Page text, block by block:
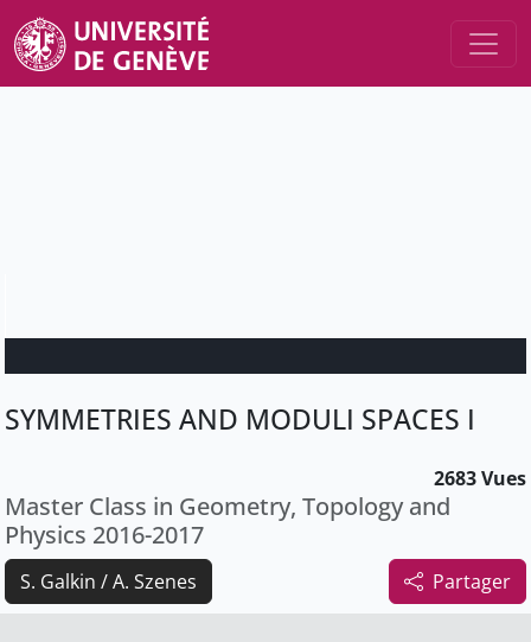
SYMMETRIES AND MODULI SPACES I
2683 Vues
Master Class in Geometry, Topology and
Physics 2016-2017
Partager
S. Galkin / A. Szenes